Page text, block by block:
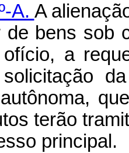
A. A
de bens sob
a
terão
principal.